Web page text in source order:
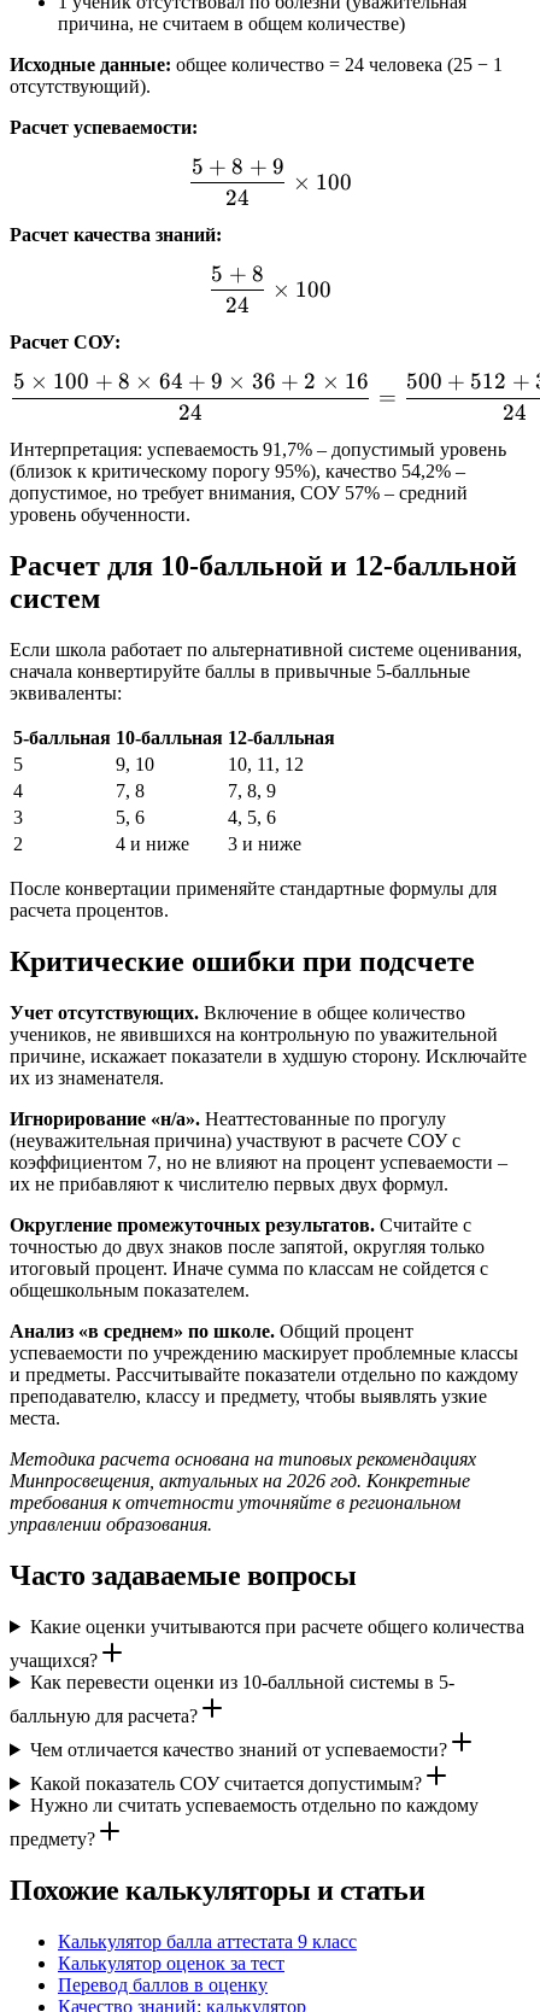
причина, не считаем в общем количестве)
Исходные данные: общее количество = 24 человека (25 − 1
отсутствующий).
Расчет успеваемости:
\frac{5 + 8 + 9}{24}
24
5 + 8 + 9
× 100
Расчет качества знаний:
\frac{5 + 8}{24} \times
24
5 + 8
× 100
Расчет СОУ:
\frac{5 \times 100 + 8
24
5 × 100 + 8 × 64 + 9 × 36 + 2 × 16
=
24
500 + 512 +
Интерпретация: успеваемость 91,7% – допустимый уровень
(близок к критическому порогу 95%), качество 54,2% –
допустимое, но требует внимания, СОУ 57% – средний
уровень обученности.
Расчет для 10-балльной и 12-балльной
систем
Если школа работает по альтернативной системе оценивания,
сначала конвертируйте баллы в привычные 5-балльные
эквиваленты:
5-балльная 10-балльная 12-балльная
5
9, 10
10, 11, 12
4
7, 8
7, 8, 9
3
5, 6
4, 5, 6
2
4 и ниже 3 и ниже
После конвертации применяйте стандартные формулы для
расчета процентов.
Критические ошибки при подсчете
Учет отсутствующих. Включение в общее количество
учеников, не явившихся на контрольную по уважительной
причине, искажает показатели в худшую сторону. Исключайте
их из знаменателя.
Игнорирование «н/а». Неаттестованные по прогулу
(неуважительная причина) участвуют в расчете СОУ с
коэффициентом 7, но не влияют на процент успеваемости –
их не прибавляют к числителю первых двух формул.
Округление промежуточных результатов. Считайте с
точностью до двух знаков после запятой, округляя только
итоговый процент. Иначе сумма по классам не сойдется с
общешкольным показателем.
Анализ «в среднем» по школе. Общий процент
успеваемости по учреждению маскирует проблемные классы
и предметы. Рассчитывайте показатели отдельно по каждому
преподавателю, классу и предмету, чтобы выявлять узкие
места.
Методика расчета основана на типовых рекомендациях
Минпросвещения, актуальных на 2026 год. Конкретные
требования к отчетности уточняйте в региональном
управлении образования.
Часто задаваемые вопросы
Какие оценки учитываются при расчете общего количества
учащихся?
Как перевести оценки из 10-балльной системы в 5-
балльную для расчета?
Чем отличается качество знаний от успеваемости?
Какой показатель СОУ считается допустимым?
Нужно ли считать успеваемость отдельно по каждому
предмету?
Похожие калькуляторы и статьи
Калькулятор балла аттестата 9 класс
Калькулятор оценок за тест
Перевод баллов в оценку
Качество знаний: калькулятор